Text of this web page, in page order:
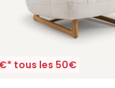
tous les 50€